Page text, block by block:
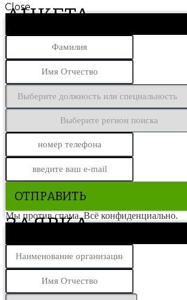
Close
АНКЕТА
ОТПРАВИТЬ
Мы против спама. Всё конфиденциально.
ЗАЯВКА